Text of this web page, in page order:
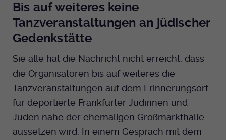
Bis auf weiteres keine
Tanzveranstaltungen an jüdischer
Gedenkstätte
Sie alle hat die Nachricht nicht erreicht, dass
die Organisatoren bis auf weiteres die
Tanzveranstaltungen auf dem Erinnerungsort
für deportierte Frankfurter Jüdinnen und
Juden nahe der ehemaligen Großmarkthalle
aussetzen wird. In einem Gespräch mit dem